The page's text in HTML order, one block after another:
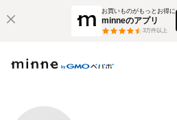
お買いものがもっとお得に
minneのアプリ
3万件以上